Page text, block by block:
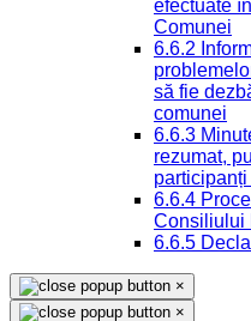
efectuate
Comunei
6.6.2
să fie
comunei
6.6.3
rezumat,
6.6.4
Consiliului
6.6.5
×
×